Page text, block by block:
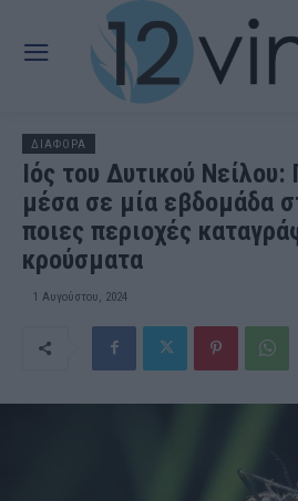
ΔΙΑΦΟΡΑ
Ιός του Δυτικού Νείλου:
μέσα σε μία εβδομάδα
ποιες περιοχές
κρούσματα
1 Αυγούστου, 2024